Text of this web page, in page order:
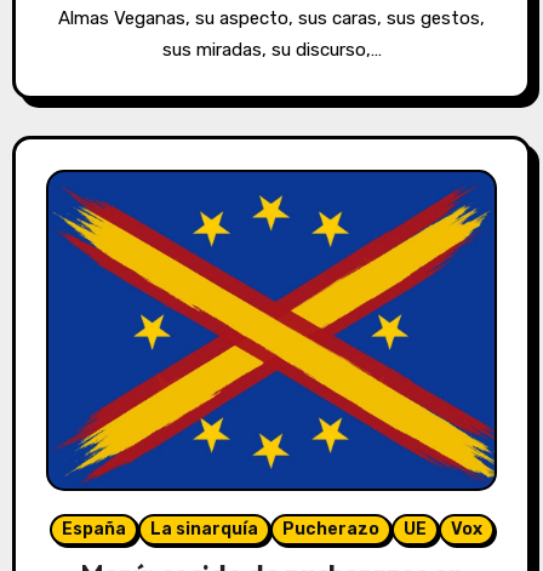
Almas Veganas, su aspecto, sus caras, sus gestos,
sus miradas, su discurso,…
España La sinarquía Pucherazo UE Vox